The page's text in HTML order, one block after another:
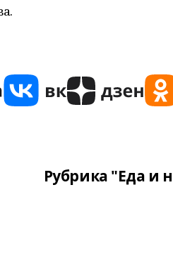
Рубрика "Еда и